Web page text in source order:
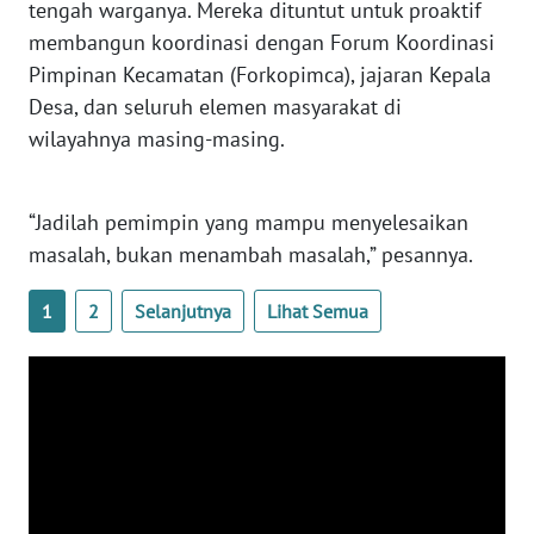
tengah warganya. Mereka dituntut untuk proaktif
membangun koordinasi dengan Forum Koordinasi
Pimpinan Kecamatan (Forkopimca), jajaran Kepala
Desa, dan seluruh elemen masyarakat di
wilayahnya masing-masing.
​“Jadilah pemimpin yang mampu menyelesaikan
masalah, bukan menambah masalah,” pesannya.
1 2 Selanjutnya Lihat Semua
KALTARA
WN
KALSEL
WN